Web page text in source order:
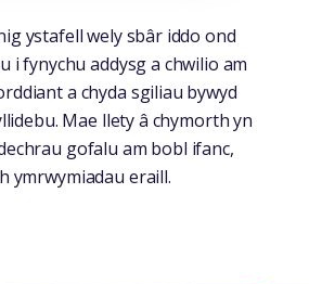
ystafell wely sbâr iddo ond
i fynychu addysg a chwilio am
a chyda sgiliau bywyd
Mae llety â chymorth yn
gofalu am bobl ifanc,
ymrwymiadau eraill.